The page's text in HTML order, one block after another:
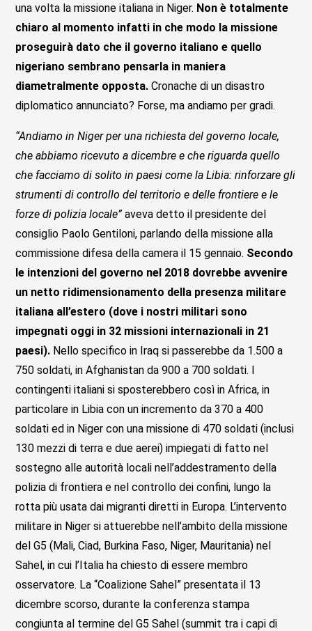
una volta la missione italiana in Niger. Non è totalmente
chiaro al momento infatti in che modo la missione
proseguirà dato che il governo italiano e quello
nigeriano sembrano pensarla in maniera
diametralmente opposta. Cronache di un disastro
diplomatico annunciato? Forse, ma andiamo per gradi.
“Andiamo in Niger per una richiesta del governo locale,
che abbiamo ricevuto a dicembre e che riguarda quello
che facciamo di solito in paesi come la Libia: rinforzare gli
strumenti di controllo del territorio e delle frontiere e le
forze di polizia locale” aveva detto il presidente del
consiglio Paolo Gentiloni, parlando della missione alla
commissione difesa della camera il 15 gennaio. Secondo
le intenzioni del governo nel 2018 dovrebbe avvenire
un netto ridimensionamento della presenza militare
italiana all’estero (dove i nostri militari sono
impegnati oggi in 32 missioni internazionali in 21
paesi). Nello specifico in Iraq si passerebbe da 1.500 a
750 soldati, in Afghanistan da 900 a 700 soldati. I
contingenti italiani si sposterebbero così in Africa, in
particolare in Libia con un incremento da 370 a 400
soldati ed in Niger con una missione di 470 soldati (inclusi
130 mezzi di terra e due aerei) impiegati di fatto nel
sostegno alle autorità locali nell’addestramento della
polizia di frontiera e nel controllo dei confini, lungo la
rotta più usata dai migranti diretti in Europa. L’intervento
militare in Niger si attuerebbe nell’ambito della missione
del G5 (Mali, Ciad, Burkina Faso, Niger, Mauritania) nel
Sahel, in cui l’Italia ha chiesto di essere membro
osservatore. La “Coalizione Sahel” presentata il 13
dicembre scorso, durante la conferenza stampa
congiunta al termine del G5 Sahel (summit tra i capi di